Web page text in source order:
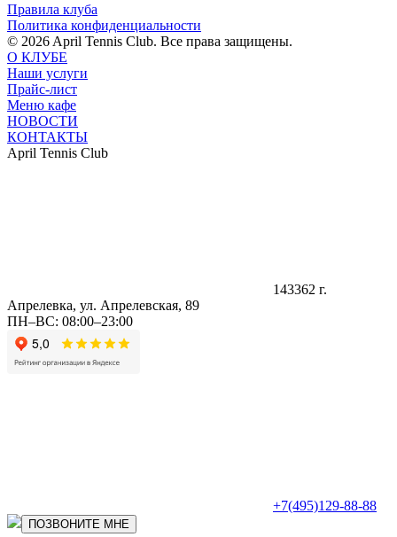
Правила клуба
Политика конфиденциальности
© 2026 April Tennis Club. Все права защищены.
О КЛУБЕ
Наши услуги
Прайс-лист
Меню кафе
НОВОСТИ
КОНТАКТЫ
April Tennis Club
143362 г.
Апрелевка, ул. Апрелевская, 89
ПН–ВС: 08:00–23:00
+7(495)129-88-88
ПОЗВОНИТЕ МНЕ